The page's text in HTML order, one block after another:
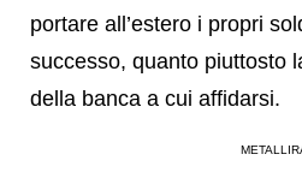
portare all’estero i propri
successo, quanto piuttosto
della banca a cui affidarsi.